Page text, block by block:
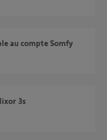
au compte Somfy
3s